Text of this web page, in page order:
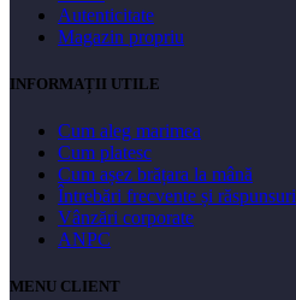
Autenticitate
Magazin propriu
INFORMAȚII UTILE
Cum aleg marimea
Cum platesc
Cum așez brățara la mână
Întrebări frecvente și răspunsuri
Vânzări corporate
ANPC
MENU CLIENT